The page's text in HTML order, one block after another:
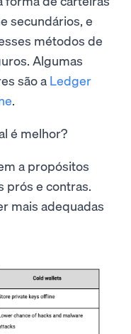
secundários, e
métodos de
Algumas
são a Ledger
.
é melhor?
a propósitos
prós e contras.
mais adequadas